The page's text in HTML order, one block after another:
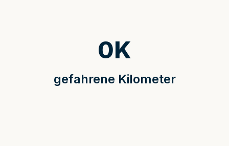
gefahrene Kilometer
0K